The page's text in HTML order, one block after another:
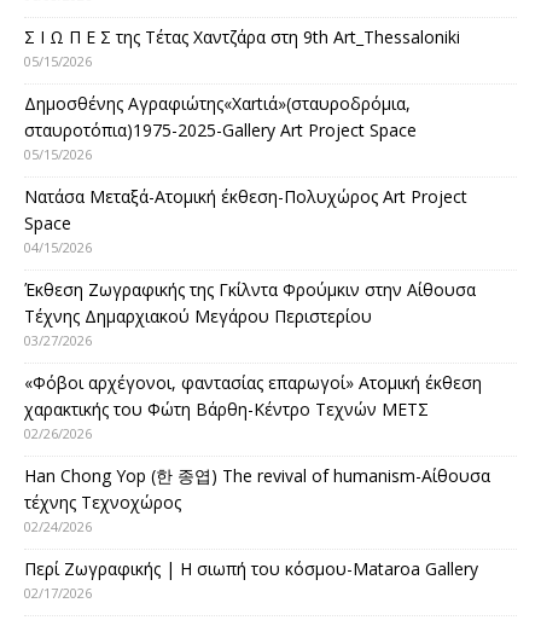
Σ Ι Ω Π Ε Σ της Τέτας Χαντζάρα στη 9th Art_Thessaloniki
05/15/2026
Δημοσθένης Αγραφιώτης«Xαrtιά»(σταυροδρόμια,
σταυροτόπια)1975-2025-Gallery Art Project Space
05/15/2026
Νατάσα Μεταξά-Ατομική έκθεση-Πολυχώρος Art Project
Space
04/15/2026
Έκθεση Ζωγραφικής της Γκίλντα Φρούμκιν στην Αίθουσα
Τέχνης Δημαρχιακού Μεγάρου Περιστερίου
03/27/2026
«Φόβοι αρχέγονοι, φαντασίας επαρωγοί» Ατομική έκθεση
χαρακτικής του Φώτη Βάρθη-Κέντρο Τεχνών ΜΕΤΣ
02/26/2026
Han Chong Yop (한 종엽) The revival of humanism-Αίθουσα
τέχνης Τεχνοχώρος
02/24/2026
Περί Ζωγραφικής | Η σιωπή του κόσμου-Mataroa Gallery
02/17/2026